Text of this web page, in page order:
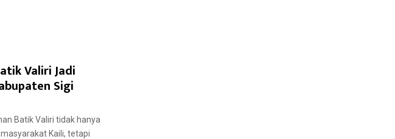
Valiri Jadi
Sigi
Batik Valiri tidak hanya
Kaili, tetapi